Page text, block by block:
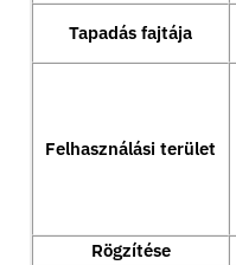
Tapadás fajtája
Felhasználási terület
Rögzítése